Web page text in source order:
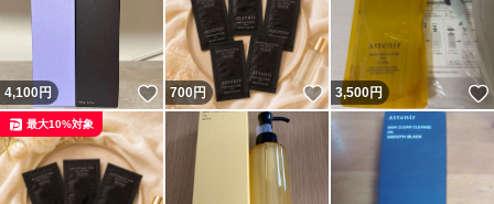
使い方
・3プッシュ分程度を手に取り、やさしくマッサージする
ようにメイクとなじませた後、水またはぬるま湯で洗い流
4,100円 いいね！
700円 いいね！
3,500円
最大10%対象